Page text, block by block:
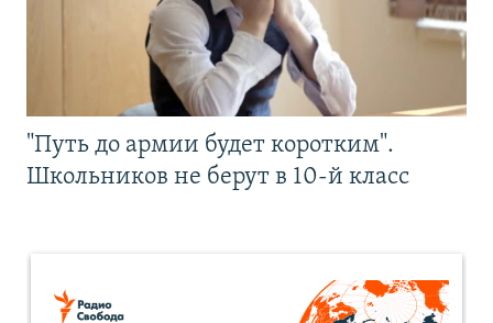
"Путь до армии будет коротким".
Школьников не берут в 10-й класс